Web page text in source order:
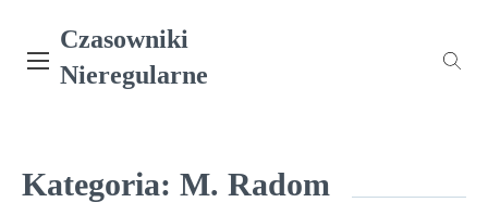
content
Czasowniki
Nieregularne
Kategoria: M. Radom